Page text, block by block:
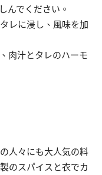
んでください。
レに浸し、風味を加
肉汁とタレのハーモ
人々にも大人気の料
のスパイスと衣でカ